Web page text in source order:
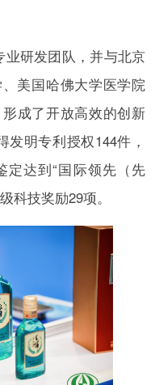
业研发团队，并与北京
美国哈佛大学医学院
成了开放高效的创新
明专利授权144件，
定达到“国际领先（先
科技奖励29项。